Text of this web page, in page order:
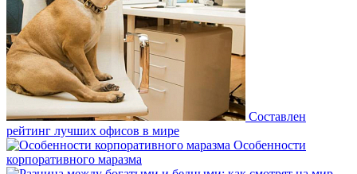
Составлен
рейтинг лучших офисов в мире
Особенности
корпоративного маразма